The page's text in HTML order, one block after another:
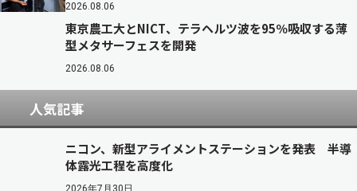
2026.08.06
東京農工大とNICT、テラヘルツ波を95％吸収する薄
型メタサーフェスを開発
2026.08.06
人気記事
ニコン、新型アライメントステーションを発表 半導
体露光工程を高度化
2026年7月30日